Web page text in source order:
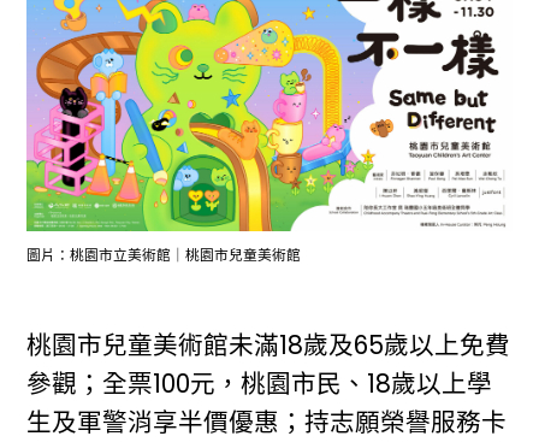
圖片：桃園市立美術館｜桃園市兒童美術館
桃園市兒童美術館未滿18歲及65歲以上免費
參觀；全票100元，桃園市民、18歲以上學
生及軍警消享半價優惠；持志願榮譽服務卡